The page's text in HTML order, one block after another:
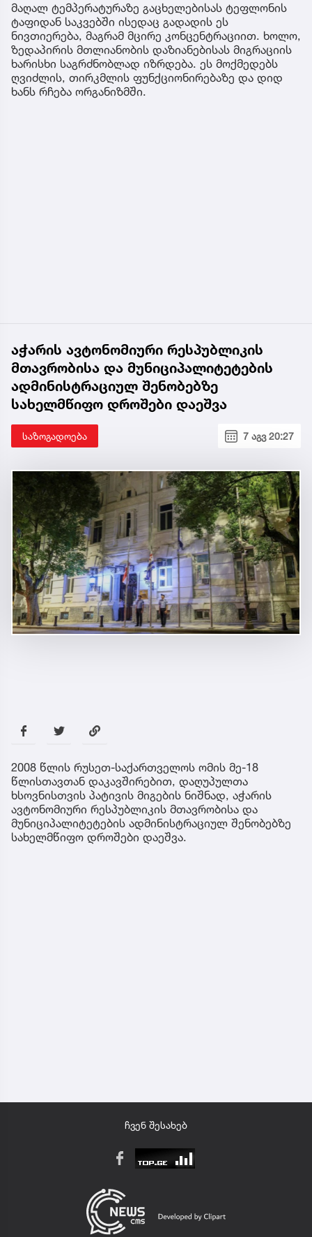
მაღალ ტემპერატურაზე გაცხელებისას ტეფლონის
ტაფიდან საკვებში ისედაც გადადის ეს
ნივთიერება, მაგრამ მცირე კონცენტრაციით. ხოლო,
ზედაპირის მთლიანობის დაზიანებისას მიგრაციის
ხარისხი საგრძნობლად იზრდება. ეს მოქმედებს
ღვიძლის, თირკმლის ფუნქციონირებაზე და დიდ
ხანს რჩება ორგანიზმში.
აჭარის ავტონომიური რესპუბლიკის
მთავრობისა და მუნიციპალიტეტების
ადმინისტრაციულ შენობებზე
სახელმწიფო დროშები დაეშვა
საზოგადოება 7 აგვ 20:27
2008 წლის რუსეთ-საქართველოს ომის მე-18
წლისთავთან დაკავშირებით, დაღუპულთა
ხსოვნისთვის პატივის მიგების ნიშნად, აჭარის
ავტონომიური რესპუბლიკის მთავრობისა და
მუნიციპალიტეტების ადმინისტრაციულ შენობებზე
სახელმწიფო დროშები დაეშვა.
ჩვენ შესახებ